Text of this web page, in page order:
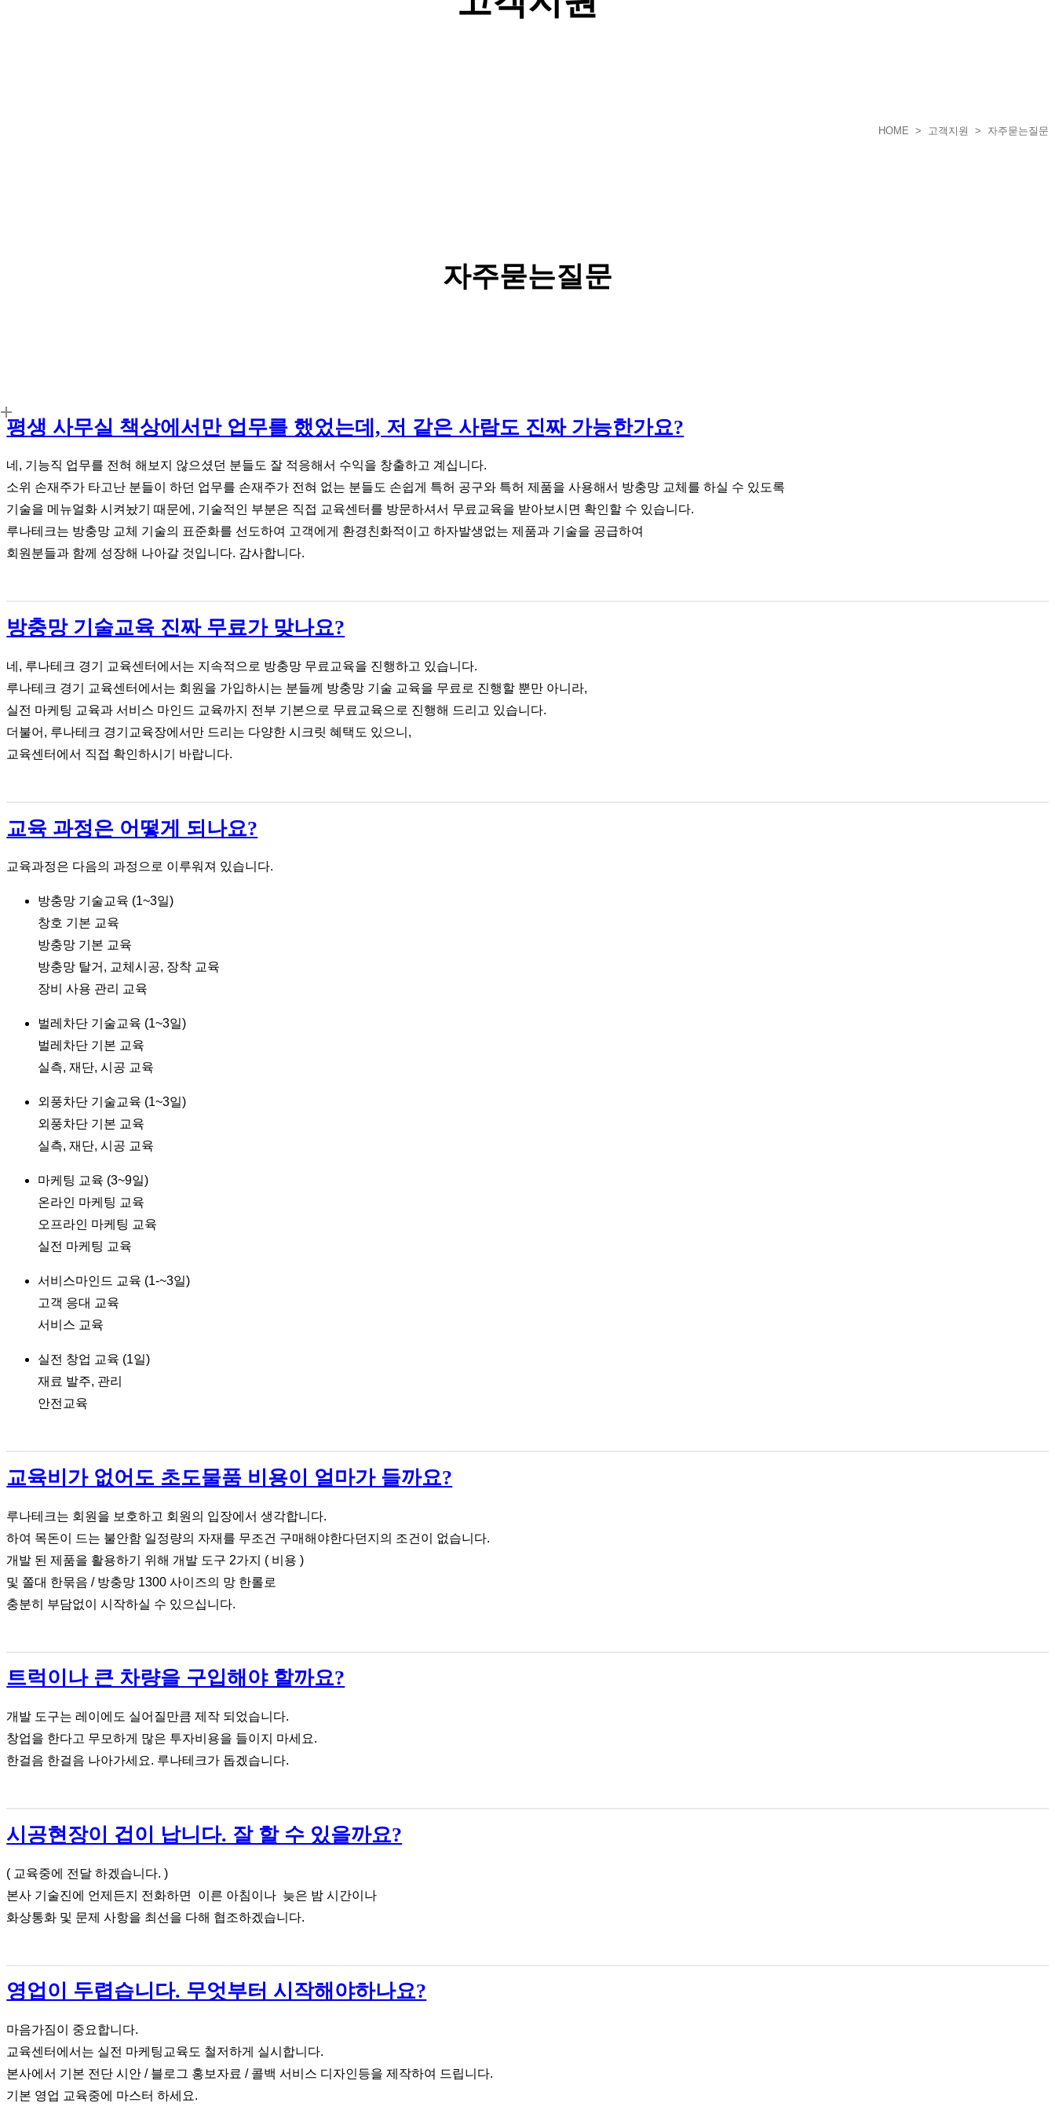
HOME > 고객지원 > 자주묻는질문
자주묻는질문
평생 사무실 책상에서만 업무를 했었는데, 저 같은 사람도 진짜 가능한가요?
네, 기능직 업무를 전혀 해보지 않으셨던 분들도 잘 적응해서 수익을 창출하고 계십니다.
소위 손재주가 타고난 분들이 하던 업무를 손재주가 전혀 없는 분들도 손쉽게 특허 공구와 특허 제품을 사용해서 방충망 교체를 하실 수 있도록
기술을 메뉴얼화 시켜놨기 때문에, 기술적인 부분은 직접 교육센터를 방문하셔서 무료교육을 받아보시면 확인할 수 있습니다.
루나테크는 방충망 교체 기술의 표준화를 선도하여 고객에게 환경친화적이고 하자발생없는 제품과 기술을 공급하여
회원분들과 함께 성장해 나아갈 것입니다. 감사합니다.
방충망 기술교육 진짜 무료가 맞나요?
네, 루나테크 경기 교육센터에서는 지속적으로 방충망 무료교육을 진행하고 있습니다.
루나테크 경기 교육센터에서는 회원을 가입하시는 분들께 방충망 기술 교육을 무료로 진행할 뿐만 아니라,
실전 마케팅 교육과 서비스 마인드 교육까지 전부 기본으로 무료교육으로 진행해 드리고 있습니다.
더불어, 루나테크 경기교육장에서만 드리는 다양한 시크릿 혜택도 있으니,
교육센터에서 직접 확인하시기 바랍니다.
교육 과정은 어떻게 되나요?
교육과정은 다음의 과정으로 이루워져 있습니다.
방충망 기술교육 (1~3일)
창호 기본 교육
방충망 기본 교육
방충망 탈거, 교체시공, 장착 교육
장비 사용 관리 교육
벌레차단 기술교육 (1~3일)
벌레차단 기본 교육
실측, 재단, 시공 교육
외풍차단 기술교육 (1~3일)
외풍차단 기본 교육
실측, 재단, 시공 교육
마케팅 교육 (3~9일)
온라인 마케팅 교육
오프라인 마케팅 교육
실전 마케팅 교육
서비스마인드 교육 (1-~3일)
고객 응대 교육
서비스 교육
실전 창업 교육 (1일)
재료 발주, 관리
안전교육
교육비가 없어도 초도물품 비용이 얼마가 들까요?
루나테크는 회원을 보호하고 회원의 입장에서 생각합니다.
하여 목돈이 드는 불안함 일정량의 자재를 무조건 구매해야한다던지의 조건이 없습니다.
개발 된 제품을 활용하기 위해 개발 도구 2가지 ( 비용 )
및 쫄대 한묶음 / 방충망 1300 사이즈의 망 한롤로
충분히 부담없이 시작하실 수 있으십니다.
트럭이나 큰 차량을 구입해야 할까요?
개발 도구는 레이에도 실어질만큼 제작 되었습니다.
창업을 한다고 무모하게 많은 투자비용을 들이지 마세요.
한걸음 한걸음 나아가세요. 루나테크가 돕겠습니다.
시공현장이 겁이 납니다. 잘 할 수 있을까요?
( 교육중에 전달 하겠습니다. )
본사 기술진에 언제든지 전화하면 이른 아침이나 늦은 밤 시간이나
화상통화 및 문제 사항을 최선을 다해 협조하겠습니다.
영업이 두렵습니다. 무엇부터 시작해야하나요?
마음가짐이 중요합니다.
교육센터에서는 실전 마케팅교육도 철저하게 실시합니다.
본사에서 기본 전단 시안 / 블로그 홍보자료 / 콜백 서비스 디자인등을 제작하여 드립니다.
기본 영업 교육중에 마스터 하세요.